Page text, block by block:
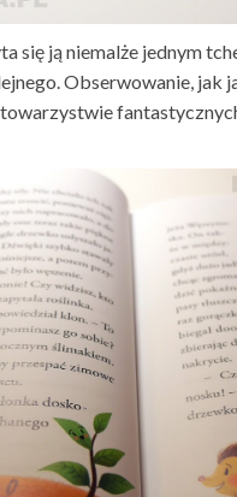
się ją niemalże jednym
Obserwowanie, jak